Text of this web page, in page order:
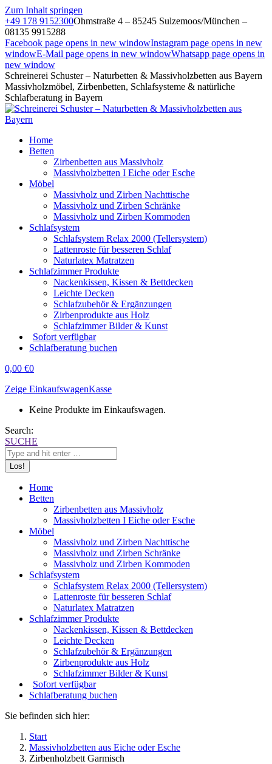
Zum Inhalt springen
+49 178 9152300Ohmstraße 4 – 85245 Sulzemoos/München –
08135 9915288
Facebook page opens in new windowInstagram page opens in new
windowE-Mail page opens in new windowWhatsapp page opens in
new window
Schreinerei Schuster – Naturbetten & Massivholzbetten aus Bayern
Massivholzmöbel, Zirbenbetten, Schlafsysteme & natürliche
Schlafberatung in Bayern
Home
Betten
Zirbenbetten aus Massivholz
Massivholzbetten I Eiche oder Esche
Möbel
Massivholz und Zirben Nachttische
Massivholz und Zirben Schränke
Massivholz und Zirben Kommoden
Schlafsystem
Schlafsystem Relax 2000 (Tellersystem)
Lattenroste für besseren Schlaf
Naturlatex Matratzen
Schlafzimmer Produkte
Nackenkissen, Kissen & Bettdecken
Leichte Decken
Schlafzubehör & Ergänzungen
Zirbenprodukte aus Holz
Schlafzimmer Bilder & Kunst
Sofort verfügbar
Schlafberatung buchen
0,00 €0
Zeige EinkaufswagenKasse
Keine Produkte im Einkaufswagen.
Search:
SUCHE
Home
Betten
Zirbenbetten aus Massivholz
Massivholzbetten I Eiche oder Esche
Möbel
Massivholz und Zirben Nachttische
Massivholz und Zirben Schränke
Massivholz und Zirben Kommoden
Schlafsystem
Schlafsystem Relax 2000 (Tellersystem)
Lattenroste für besseren Schlaf
Naturlatex Matratzen
Schlafzimmer Produkte
Nackenkissen, Kissen & Bettdecken
Leichte Decken
Schlafzubehör & Ergänzungen
Zirbenprodukte aus Holz
Schlafzimmer Bilder & Kunst
Sofort verfügbar
Schlafberatung buchen
Sie befinden sich hier:
Start
Massivholzbetten aus Eiche oder Esche
Zirbenholzbett Garmisch